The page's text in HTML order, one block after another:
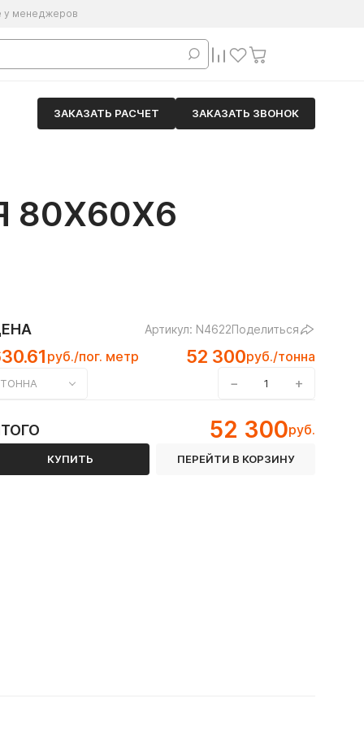
у менеджеров
ЗАКАЗАТЬ РАСЧЕТ ЗАКАЗАТЬ ЗВОНОК
80Х60Х6
Артикул: N4622Поделиться
руб./пог. метр 52 300руб./тонна
ТОННА − +
52 300руб.
КУПИТЬ ПЕРЕЙТИ В КОРЗИНУ